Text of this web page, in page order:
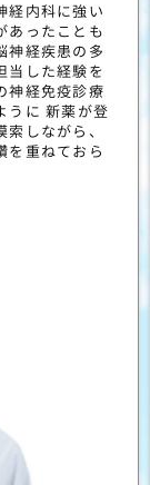
経内科に強い
あったことも
神経疾患の多
当した経験を
神経免疫診療
うに 新薬が登
しながら、
を重ねておら